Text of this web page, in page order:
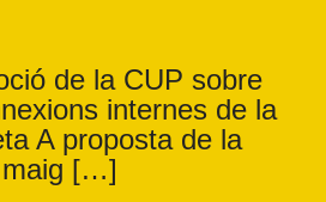
de la CUP sobre
internes de la
A proposta de la
maig […]